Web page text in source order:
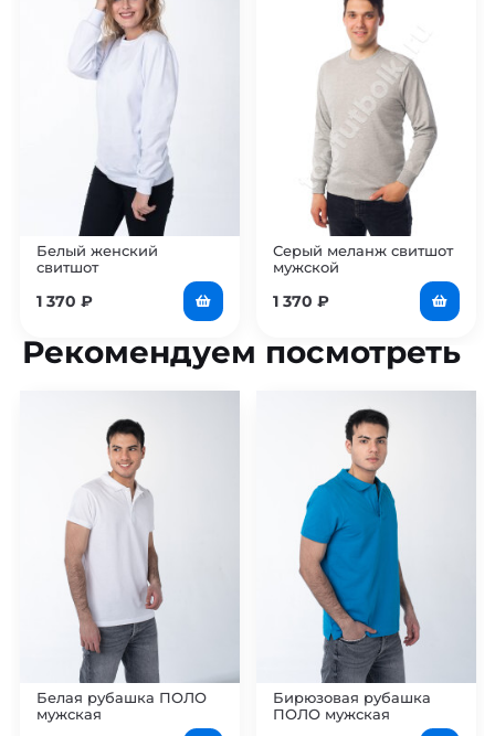
Белый женский
свитшот
1 370 ₽
Серый меланж свитшот
мужской
1 370 ₽
Рекомендуем посмотреть
Белая рубашка ПОЛО
мужская
Бирюзовая рубашка
ПОЛО мужская